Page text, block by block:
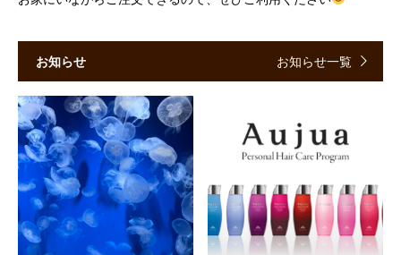
お知らせ お知らせ一覧